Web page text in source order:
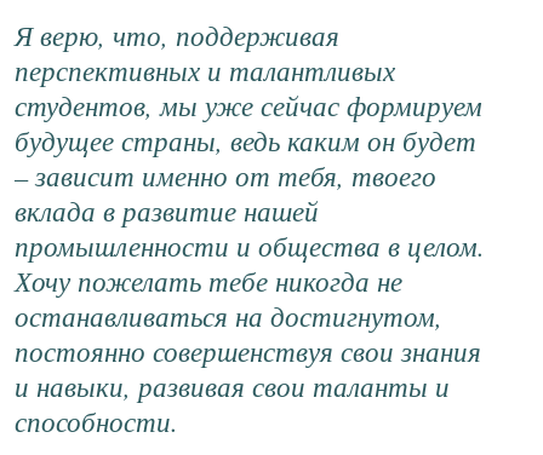
Я верю, что, поддерживая
перспективных и талантливых
студентов, мы уже сейчас формируем
будущее страны, ведь каким он будет
– зависит именно от тебя, твоего
вклада в развитие нашей
промышленности и общества в целом.
Хочу пожелать тебе никогда не
останавливаться на достигнутом,
постоянно совершенствуя свои знания
и навыки, развивая свои таланты и
способности.